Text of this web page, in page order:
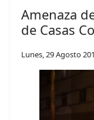
Amenaza
de Casas
Lunes, 29 Agosto